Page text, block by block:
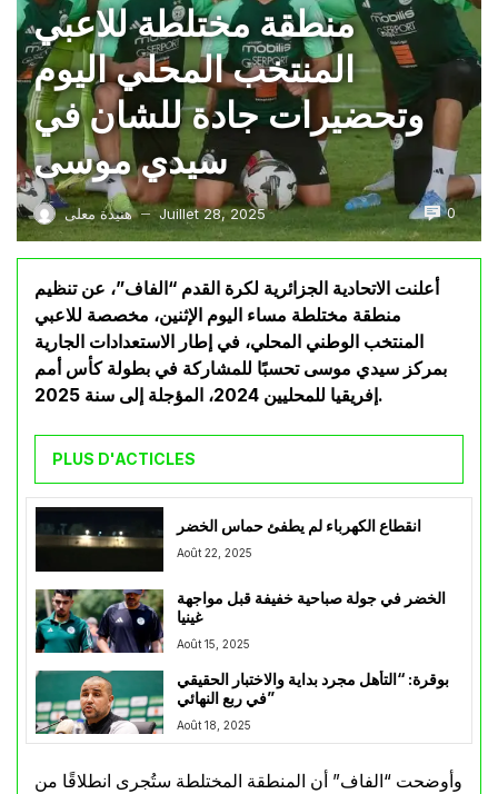
منطقة مختلطة للاعبي
المنتخب المحلي اليوم
وتحضيرات جادة للشان في
سيدي موسى
هنيدة معلى — Juillet 28, 2025 0
أعلنت الاتحادية الجزائرية لكرة القدم “الفاف”، عن تنظيم
منطقة مختلطة مساء اليوم الإثنين، مخصصة للاعبي
المنتخب الوطني المحلي، في إطار الاستعدادات الجارية
بمركز سيدي موسى تحسبًا للمشاركة في بطولة كأس أمم
إفريقيا للمحليين 2024، المؤجلة إلى سنة 2025.
PLUS D'ACTICLES
انقطاع الكهرباء لم يطفئ حماس الخضر
Août 22, 2025
الخضر في جولة صباحية خفيفة قبل مواجهة
غينيا
Août 15, 2025
بوقرة: “التأهل مجرد بداية والاختبار الحقيقي
في ربع النهائي”
Août 18, 2025
وأوضحت “الفاف” أن المنطقة المختلطة ستُجرى انطلاقًا من